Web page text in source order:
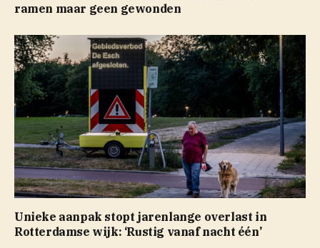
ramen maar geen gewonden
Unieke aanpak stopt jarenlange overlast in
Rotterdamse wijk: ‘Rustig vanaf nacht één’